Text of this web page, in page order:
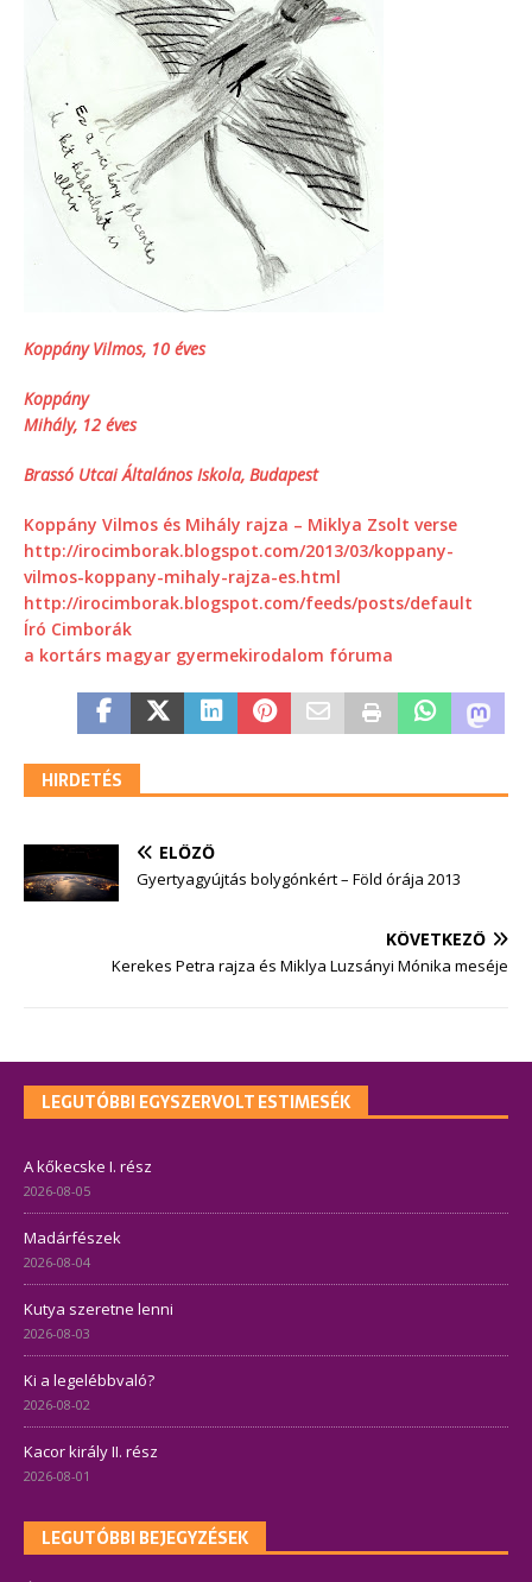
Koppány Vilmos, 10 éves
Koppány
Mihály, 12 éves
Brassó Utcai Általános Iskola, Budapest
Koppány Vilmos és Mihály rajza – Miklya Zsolt verse
http://irocimborak.blogspot.com/2013/03/koppany-
vilmos-koppany-mihaly-rajza-es.html
http://irocimborak.blogspot.com/feeds/posts/default
Író Cimborák
a kortárs magyar gyermekirodalom fóruma
HIRDETÉS
ELŐZŐ
Gyertyagyújtás bolygónkért – Föld órája 2013
KÖVETKEZŐ
Kerekes Petra rajza és Miklya Luzsányi Mónika meséje
LEGUTÓBBI EGYSZERVOLT ESTIMESÉK
A kőkecske I. rész
2026-08-05
Madárfészek
2026-08-04
Kutya szeretne lenni
2026-08-03
Ki a legelébbvaló?
2026-08-02
Kacor király II. rész
2026-08-01
LEGUTÓBBI BEJEGYZÉSEK